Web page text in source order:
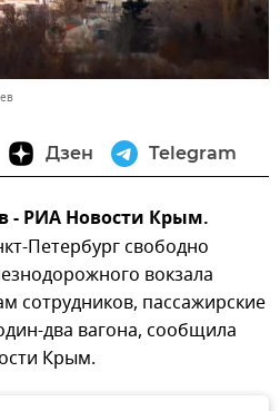
Дзен Telegram
РИА Новости Крым.
Петербург свободно
вокзала
сотрудников, пассажирские
два вагона, сообщила
Крым.